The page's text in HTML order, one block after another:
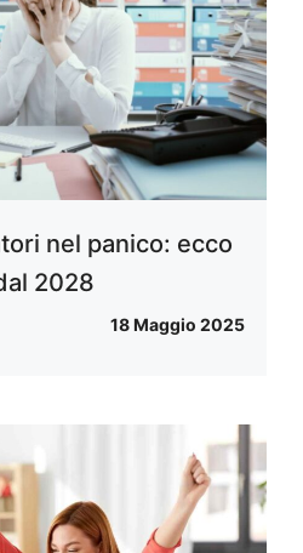
nel panico: ecco
2028
18 Maggio 2025